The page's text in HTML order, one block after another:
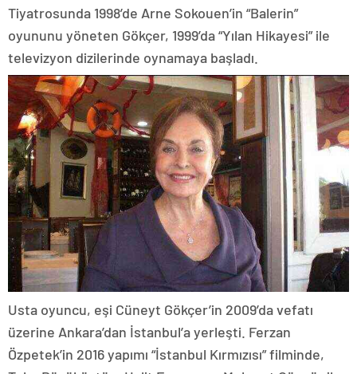
Tiyatrosunda 1998’de Arne Sokouen’in “Balerin”
oyununu yöneten Gökçer, 1999’da “Yılan Hikayesi” ile
televizyon dizilerinde oynamaya başladı.
Usta oyuncu, eşi Cüneyt Gökçer’in 2009’da vefatı
üzerine Ankara’dan İstanbul’a yerleşti. Ferzan
Özpetek’in 2016 yapımı “İstanbul Kırmızısı” filminde,